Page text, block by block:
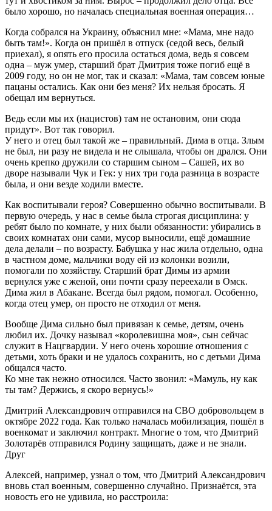
было хорошо, но началась специальная военная операция…
Когда собрался на Украину, объяснил мне: «Мама, мне надо
быть там!». Когда он пришёл в отпуск (седой весь, белый
приехал), я опять его просила остаться дома, ведь я совсем
одна – муж умер, старший брат Дмитрия тоже погиб ещё в
2009 году, но он не мог, так и сказал: «Мама, там совсем юные
пацаны остались. Как они без меня? Их нельзя бросать. Я
обещал им вернуться.
Ведь если мы их (нацистов) там не остановим, они сюда
придут». Вот так говорил.
У него и отец был такой же – правильный. Дима в отца. Злым
не был, ни разу не видела и не слышала, чтобы он дрался. Они
очень крепко дружили со старшим сыном – Сашей, их во
дворе называли Чук и Гек: у них три года разница в возрасте
была, и они везде ходили вместе.
Как воспитывали героя? Совершенно обычно воспитывали. В
первую очередь, у нас в семье была строгая дисциплина: у
ребят было по комнате, у них были обязанности: убирались в
своих комнатах они сами, мусор выносили, ещё домашние
дела делали – по возрасту. Бабушка у нас жила отдельно, одна
в частном доме, мальчики воду ей из колонки возили,
помогали по хозяйству. Старший брат Димы из армии
вернулся уже с женой, они почти сразу переехали в Омск.
Дима жил в Абакане. Всегда был рядом, помогал. Особенно,
когда отец умер, он просто не отходил от меня.
Вообще Дима сильно был привязан к семье, детям, очень
любил их. Дочку называл «королевишна моя», сын сейчас
служит в Нацгвардии. У него очень хорошие отношения с
детьми, хоть браки и не удалось сохранить, но с детьми Дима
общался часто.
Ко мне так нежно относился. Часто звонил: «Мамуль, ну как
ты там? Держись, я скоро вернусь!»
Дмитрий Александрович отправился на СВО добровольцем в
октябре 2022 года. Как только началась мобилизация, пошёл в
военкомат и заключил контракт. Многие о том, что Дмитрий
Золотарёв отправился Родину защищать, даже и не знали.
Друг
Алексей, например, узнал о том, что Дмитрий Александрович
вновь стал военным, совершенно случайно. Признаётся, эта
новость его не удивила, но расстроила: